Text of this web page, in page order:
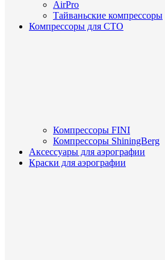
AirPro
Тайваньские компрессоры
Компрессоры для СТО
Компрессоры FINI
Компрессоры ShiningBerg
Аксессуары для аэрографии
Краски для аэрографии